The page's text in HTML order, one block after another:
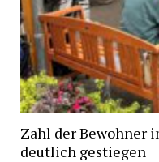
Zahl der Bewohner
deutlich gestiegen